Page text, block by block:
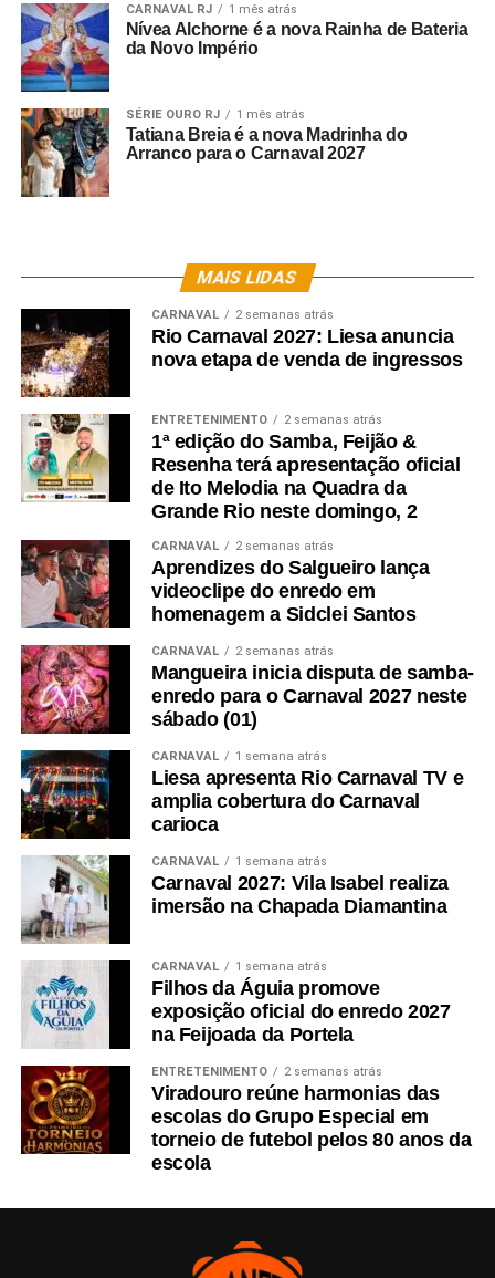
CARNAVAL RJ 1 mês atrás
Nívea Alchorne é a nova Rainha de Bateria
da Novo Império
SÉRIE OURO RJ 1 mês atrás
Tatiana Breia é a nova Madrinha do
Arranco para o Carnaval 2027
MAIS LIDAS
CARNAVAL 2 semanas atrás
Rio Carnaval 2027: Liesa anuncia
nova etapa de venda de ingressos
ENTRETENIMENTO 2 semanas atrás
1ª edição do Samba, Feijão &
Resenha terá apresentação oficial
de Ito Melodia na Quadra da
Grande Rio neste domingo, 2
CARNAVAL 2 semanas atrás
Aprendizes do Salgueiro lança
videoclipe do enredo em
homenagem a Sidclei Santos
CARNAVAL 2 semanas atrás
Mangueira inicia disputa de samba-
enredo para o Carnaval 2027 neste
sábado (01)
CARNAVAL 1 semana atrás
Liesa apresenta Rio Carnaval TV e
amplia cobertura do Carnaval
carioca
CARNAVAL 1 semana atrás
Carnaval 2027: Vila Isabel realiza
imersão na Chapada Diamantina
CARNAVAL 1 semana atrás
Filhos da Águia promove
exposição oficial do enredo 2027
na Feijoada da Portela
ENTRETENIMENTO 2 semanas atrás
Viradouro reúne harmonias das
escolas do Grupo Especial em
torneio de futebol pelos 80 anos da
escola